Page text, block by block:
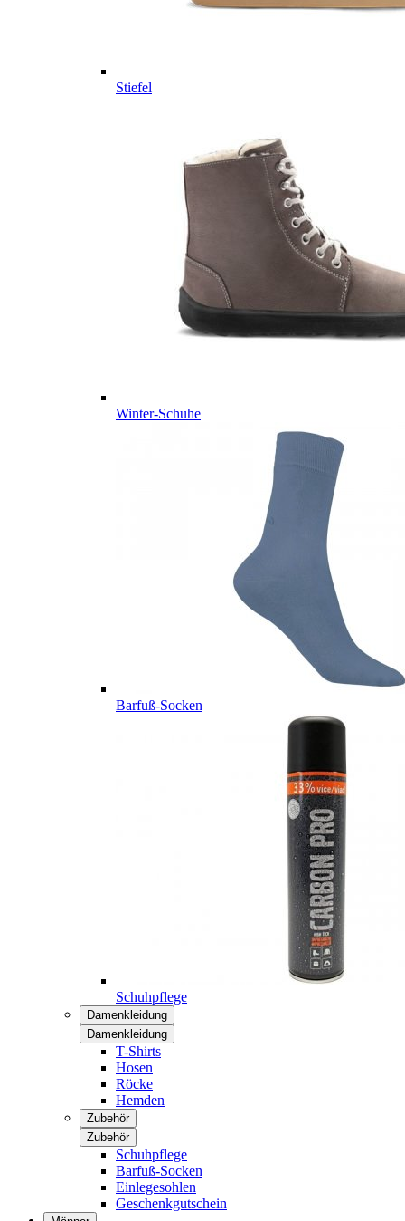
Stiefel
Winter-Schuhe
Barfuß-Socken
Schuhpflege
Damenkleidung
Damenkleidung
T-Shirts
Hosen
Röcke
Hemden
Zubehör
Zubehör
Schuhpflege
Barfuß-Socken
Einlegesohlen
Geschenkgutschein